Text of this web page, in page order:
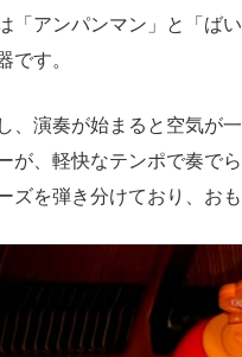
「アンパンマン」と「ば
です。
、演奏が始まると空気が
が、軽快なテンポで奏で
ズを弾き分けており、お